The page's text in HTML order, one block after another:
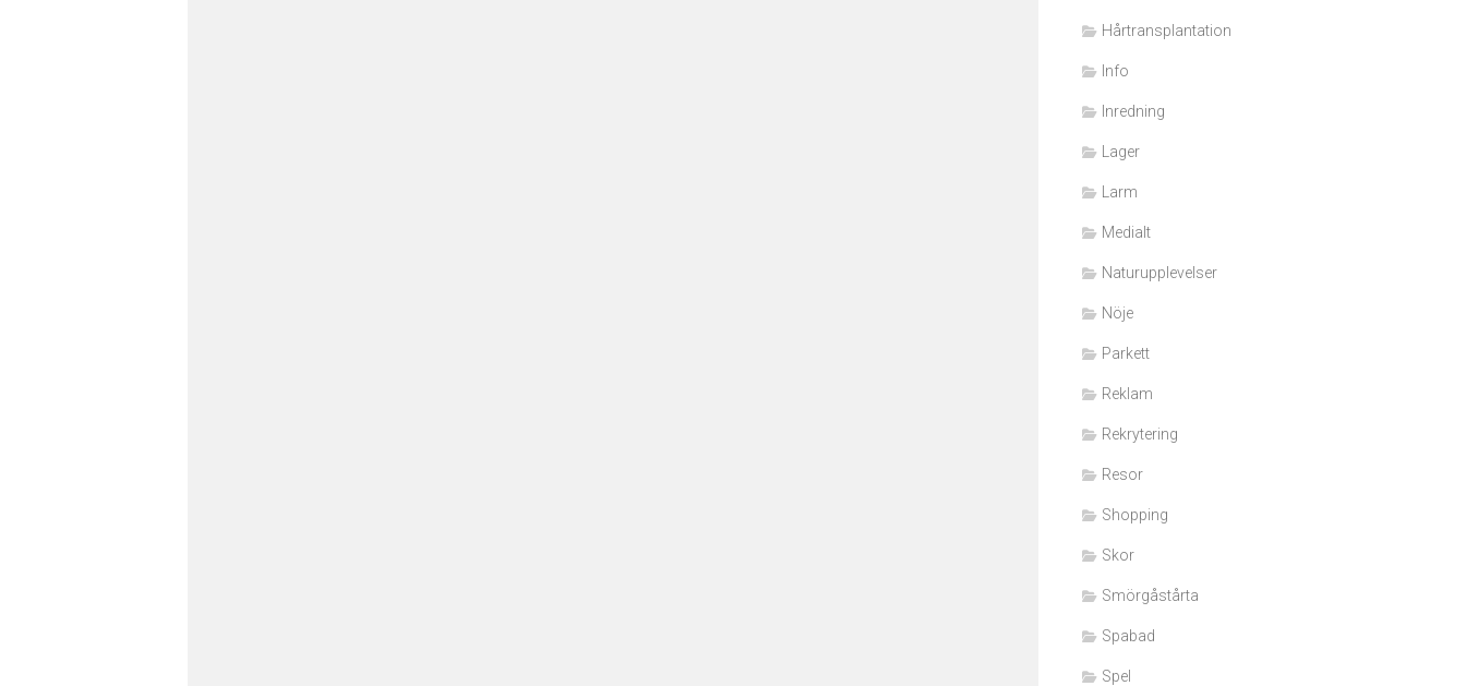
Hårtransplantation
Info
Inredning
Lager
Larm
Medialt
Naturupplevelser
Nöje
Parkett
Reklam
Rekrytering
Resor
Shopping
Skor
Smörgåstårta
Spabad
Spel